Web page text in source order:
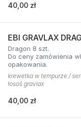
40,00 zł
EBI GRAVLAX
Dragon 8 szt.
Do ceny zamówienia
opakowania.
krewetka w tempurze /
łosoś gravlax
40,00 zł